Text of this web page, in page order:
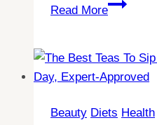
Read More
These
21
Best
3
Beauty Diets Health